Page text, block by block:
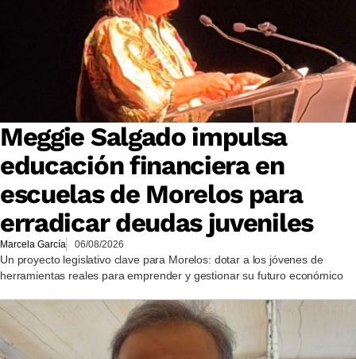
Meggie Salgado impulsa
educación financiera en
escuelas de Morelos para
erradicar deudas juveniles
Marcela García 06/08/2026
Un proyecto legislativo clave para Morelos: dotar a los jóvenes de
herramientas reales para emprender y gestionar su futuro económico